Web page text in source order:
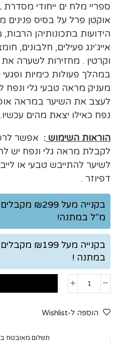
אוקטן פרל על בסיס פנינים
הידועות בתכונותיהן הרבות,
אייג'ינג פעילים, חלבונים,
וקרטין . מחזירות לשערה
במהלך פעולות כימיות
מעניק מראה טבעי גלי
לעצב את השיער במראה
נפח כאילו יצאת מהים עכשיו.
הוראות השימוש : אפשר
לקבלת מראה גלי ונפח יש
לשיער להתייבש טבעי או
דפיוזר .
מ"ל במתנה!
בקנייה מעל
במתנה !
הוספה ל-Wishlist
תשלום מאובטח